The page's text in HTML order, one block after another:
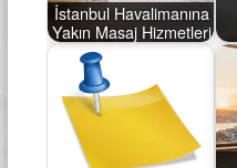
İstanbul Havalimanına
Yakın Masaj Hizmetleri